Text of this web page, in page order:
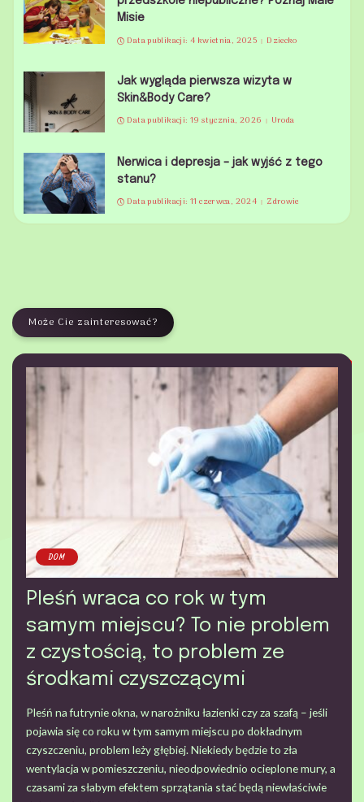
Misie
Data publikacji: 4 kwietnia, 2025 Dziecko
Jak wygląda pierwsza wizyta w
Skin&Body Care?
Data publikacji: 19 stycznia, 2026 Uroda
Nerwica i depresja – jak wyjść z tego
stanu?
Data publikacji: 11 czerwca, 2024 Zdrowie
Może Cie zainteresować?
DOM
Pleśń wraca co rok w tym
samym miejscu? To nie problem
z czystością, to problem ze
środkami czyszczącymi
Pleśń na futrynie okna, w narożniku łazienki czy za szafą – jeśli
pojawia się co roku w tym samym miejscu po dokładnym
czyszczeniu, problem leży głębiej. Niekiedy będzie to zła
wentylacja w pomieszczeniu, nieodpowiednio ocieplone mury, a
czasami za słabym efektem sprzątania stać będą niewłaściwie